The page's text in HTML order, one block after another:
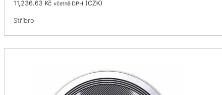
11,236.63 Kč včetně DPH (CZK)
Stříbro